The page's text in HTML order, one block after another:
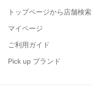
トップページから店舗検索
マイページ
ご利用ガイド
Pick up ブランド